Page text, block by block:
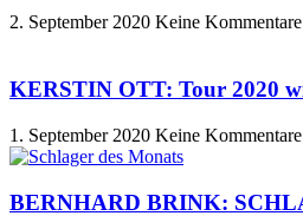
2. September 2020 Keine Kommentare
KERSTIN OTT: Tour 2020
1. September 2020 Keine Kommentare
BERNHARD BRINK: